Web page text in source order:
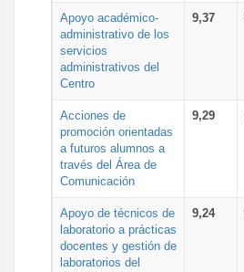
Apoyo académico-
administrativo de los
servicios
administrativos del
Centro
9,37
Acciones de
promoción orientadas
a futuros alumnos a
través del Área de
Comunicación
9,29
Apoyo de técnicos de
laboratorio a prácticas
docentes y gestión de
laboratorios del
9,24